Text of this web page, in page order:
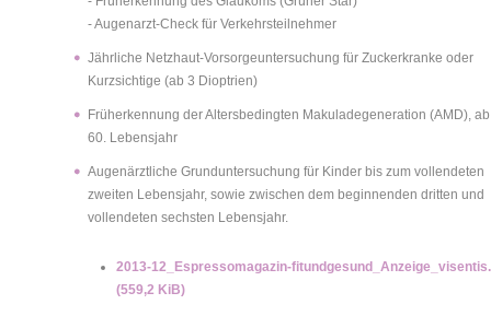
- Augenarzt-Check für Verkehrsteilnehmer
Jährliche Netzhaut-Vorsorgeuntersuchung für Zuckerkranke oder
Kurzsichtige (ab 3 Dioptrien)
Früherkennung der Altersbedingten Makuladegeneration (AMD),
60. Lebensjahr
Augenärztliche Grunduntersuchung für Kinder bis zum vollendeten
zweiten Lebensjahr, sowie zwischen dem beginnenden dritten und
vollendeten sechsten Lebensjahr.
2013-12_Espressomagazin-
(559,2 KiB)